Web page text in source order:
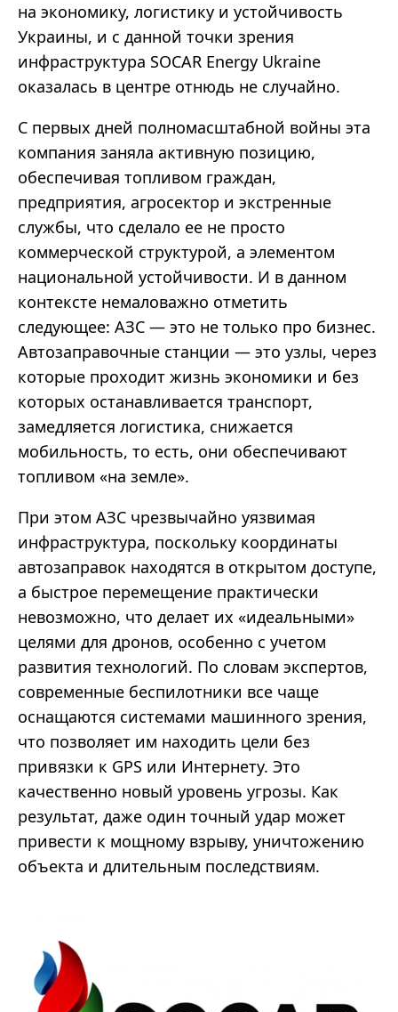
на экономику, логистику и устойчивость
Украины, и с данной точки зрения
инфраструктура SOCAR Energy Ukraine
оказалась в центре отнюдь не случайно.
С первых дней полномасштабной войны эта
компания заняла активную позицию,
обеспечивая топливом граждан,
предприятия, агросектор и экстренные
службы, что сделало ее не просто
коммерческой структурой, а элементом
национальной устойчивости. И в данном
контексте немаловажно отметить
следующее: АЗС — это не только про бизнес.
Автозаправочные станции — это узлы, через
которые проходит жизнь экономики и без
которых останавливается транспорт,
замедляется логистика, снижается
мобильность, то есть, они обеспечивают
топливом «на земле».
При этом АЗС чрезвычайно уязвимая
инфраструктура, поскольку координаты
автозаправок находятся в открытом доступе,
а быстрое перемещение практически
невозможно, что делает их «идеальными»
целями для дронов, особенно с учетом
развития технологий. По словам экспертов,
современные беспилотники все чаще
оснащаются системами машинного зрения,
что позволяет им находить цели без
привязки к GPS или Интернету. Это
качественно новый уровень угрозы. Как
результат, даже один точный удар может
привести к мощному взрыву, уничтожению
объекта и длительным последствиям.